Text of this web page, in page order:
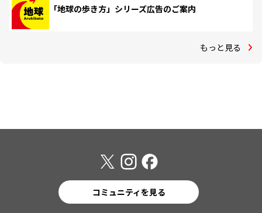
「地球の歩き方」シリーズ広告のご案内
もっと見る
コミュニティを見る